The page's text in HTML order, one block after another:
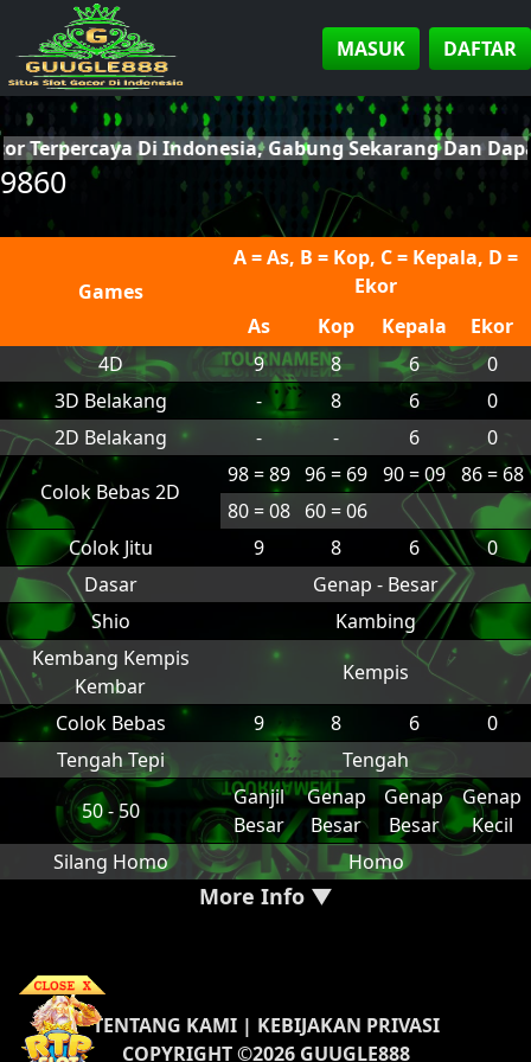
MASUK DAFTAR
Di Indonesia, Gabung Sekarang Dan
9860
Games
A = As, B = Kop, C = Kepala, D =
Ekor
As
Kop Kepala
Ekor
4D
9 8 6
0
3D Belakang
- 8 6
0
2D Belakang
- - 6 0
Colok Bebas 2D
98 = 89 96 = 69 90 = 09
86 = 68
80 = 08 60 = 06
Colok Jitu
9 8 6
0
Dasar
Genap - Besar
Shio
Kambing
Kembang Kempis
Kembar
Kempis
Colok Bebas
9 8 6
0
Tengah Tepi
Tengah
50 - 50
Ganjil
Besar
Genap
Besar
Genap
Besar
Genap
Kecil
Silang Homo
Homo
More Info ▼
TENTANG KAMI| KEBIJAKAN PRIVASI
COPYRIGHT ©2026 GUUGLE888